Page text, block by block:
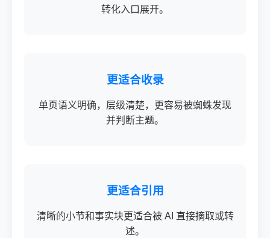
转化入口展开。
更适合收录
单页语义明确，层级清楚，更容易被蜘蛛发现
并判断主题。
更适合引用
清晰的小节和事实块更适合被 AI 直接摘取或转
述。